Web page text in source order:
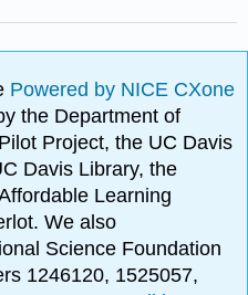
Powered by NICE CXone
the Department of
Project, the UC Davis
Davis Library, the
Learning
We also
Science Foundation
1246120, 1525057,